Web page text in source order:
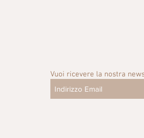
Vuoi ricevere la nostra